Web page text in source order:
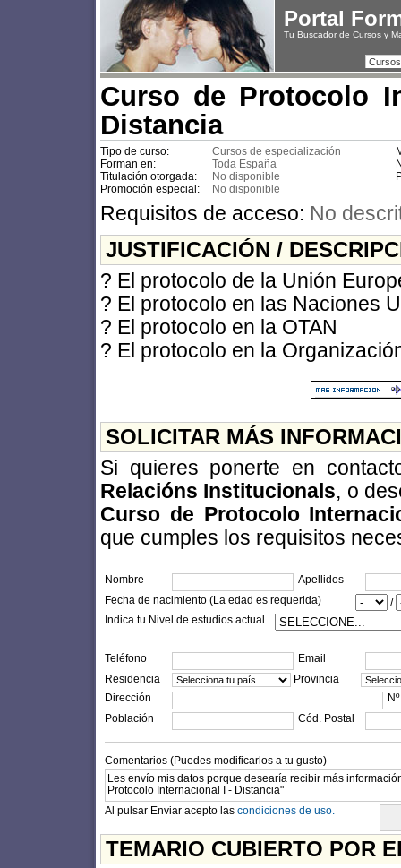
Portal
Tu Buscador de Cursos y
Curso de Protocolo
Distancia
Tipo de curso: Cursos de especialización
Forman en:
Toda España
Titulación otorgada:
No disponible
Promoción especial:
No disponible
Requisitos de acceso: No
JUSTIFICACIÓN /
? El protocolo de la Unión
? El protocolo en las Naciones
? El protocolo en la OTAN
? El protocolo en la
SOLICITAR MÁS
Si quieres ponerte en
Relacións Institucionals, o
Curso de Protocolo
que cumples los requisitos
Nombre
Apellidos
Fecha de nacimiento (La edad es requerida)
/
Indica tu Nivel de estudios actual
Teléfono
Email
Residencia
Provincia
Dirección
Nº
Población
Cód. Postal
Comentarios (Puedes modificarlos a tu gusto)
Al pulsar Enviar acepto las condiciones de uso.
TEMARIO CUBIERTO POR